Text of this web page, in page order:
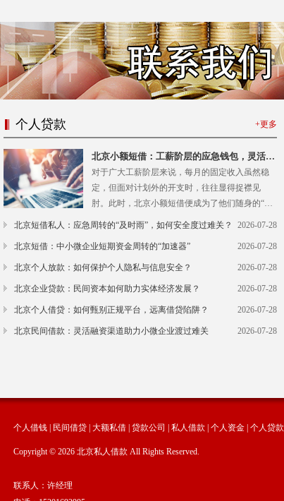
月至三年，可随时借随时还，提前还款没有违约金。（4）贵重物品贷
名牌包包、名牌手表、黄金、白银、砖石等各种贵重物品回收，按较新的
情价结算，抵押额度翻2-5
个人贷款 +更多
北京小额短借：工薪阶层的应急钱包，灵活周
转无压力
对于广大工薪阶层来说，每月的固定收入虽然稳
定，但面对计划外的开支时，往往显得捉襟见
肘。此时，北京小额短借便成为了他们随身的“应
急钱包”。北京小额短借通常额度在几千元到几万
租、短期医疗支出等小额资金需求。相比于大额
贷款，北京小额短借的门槛更低，手续更简便，
只要合理规划，通常都能轻松结清。正规的北京
小额短借平台，不仅放款速度快，还会提供透明
2026-07-28
北京短借私人：应急周转的“及时雨”，如何安全度过难关？
2026-07-28
北京短借：中小微企业短期资金周转的“加速器”
2026-07-28
北京个人放款：如何保护个人隐私与信息安全？
2026-07-28
北京企业贷款：民间资本如何助力实体经济发展？
2026-07-28
北京个人借贷：如何甄别正规平台，远离借贷陷阱？
2026-07-28
北京民间借款：灵活融资渠道助力小微企业渡过难关
个人借钱 民间借贷 大额私借 贷款公司 私人借款 个人资金 个人贷款
Copyright © 2026 北京私人借款 All Rights Reserved.
联系人：许经理